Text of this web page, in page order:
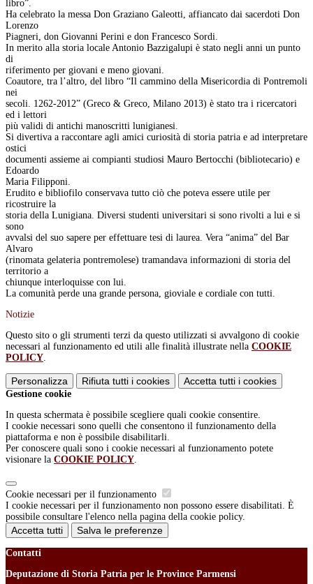
libro”.
Ha celebrato la messa Don Graziano Galeotti, affiancato dai sacerdoti Don
Lorenzo
Piagneri, don Giovanni Perini e don Francesco Sordi.
In merito alla storia locale Antonio Bazzigalupi è stato negli anni un punto
di
riferimento per giovani e meno giovani.
Coautore, tra l’altro, del libro “Il cammino della Misericordia di Pontremoli
nei
secoli. 1262-2012” (Greco & Greco, Milano 2013) è stato tra i ricercatori
ed i lettori
più validi di antichi manoscritti lunigianesi.
Si divertiva a raccontare agli amici curiosità di storia patria e ad interpretare
ostici
documenti assieme ai compianti studiosi Mauro Bertocchi (bibliotecario) e
Edoardo
Maria Filipponi.
Erudito e bibliofilo conservava tutto ciò che poteva essere utile per
ricostruire la
storia della Lunigiana. Diversi studenti universitari si sono rivolti a lui e si
sono
avvalsi del suo sapere per effettuare tesi di laurea. Vera “anima” del Bar
Alvaro
(rinomata gelateria pontremolese) tramandava informazioni di storia del
territorio a
chiunque interloquisse con lui.
La comunità perde una grande persona, gioviale e cordiale con tutti.
Notizie
Questo sito o gli strumenti terzi da questo utilizzati si avvalgono di cookie
necessari al funzionamento ed utili alle finalità illustrate nella COOKIE
POLICY.
Personalizza Rifiuta tutti i cookies Accetta tutti i cookies
Gestione cookie
In questa schermata è possibile scegliere quali cookie consentire.
I cookie necessari sono quelli che consentono il funzionamento della
piattaforma e non è possibile disabilitarli.
Per conoscere quali sono i cookie necessari al funzionamento potete
visionare la COOKIE POLICY.
Cookie necessari per il funzionamento
I cookie necessari per il funzionamento non possono essere disabilitati. È
possibile consultare l'elenco nella pagina della cookie policy.
Accetta tutti Salva le preferenze
Contatti
Deputazione di Storia Patria per le Province Parmensi